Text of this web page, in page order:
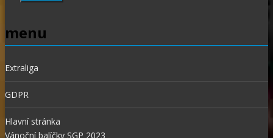
menu
Extraliga
GDPR
Hlavní stránka
Vánoční balíčky SGP 2023